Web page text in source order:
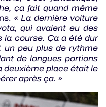
ça fait quand même
« La dernière voiture
qui avaient eu des
la course. Ça a été dur
un peu plus de rythme
de longues portions
deuxième place était le
après ça. »